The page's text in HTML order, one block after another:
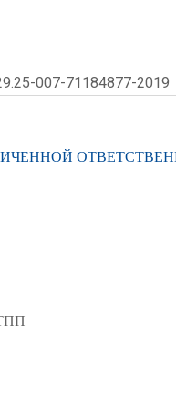
007-71184877-2019